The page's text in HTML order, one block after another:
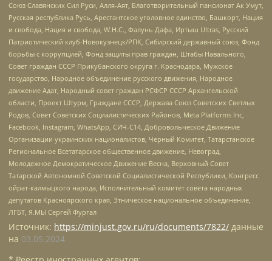
Союз Славянских Сил Руси, Алля-Аят, Благотворительный пансионат Ак Умут,
Русская республика Русь, Арестантское уголовное единство, Башкорт, Нация
и свобода, Нация и свобода, W.H.С., Фалунь Дафа, Иртыш Ultras, Русский
Патриотический клуб-Новокузнецк/РПК, Сибирский державный союз, Фонд
борьбы с коррупцией, Фонд защиты прав граждан, Штабы Навального,
Совет граждан СССР Прикубанского округа г. Краснодара, Мужское
государство, Народное объединение русского движения, Народное
движение Адат, Народный совет граждан РСФСР СССР Архангельской
области, Проект Штурм, Граждане СССР, Держава Союз Советских Светлых
Родов, Совет Советских Социалистических Районов, Meta Platforms Inc,
Facebook, Instagram, WhatsApp, СИЧ-С14, Добровольческое Движение
Организации украинских националистов, Черный Комитет, Татарстанское
Региональное Всетатарское общественное движение, Невоград,
Молодежное Демократическое Движение Весна, Верховный Совет
Татарской Автономной Советской Социалистической Республики, Конгресс
ойрат-калмыцкого народа, Исполнительный комитет совета народных
депутатов Красноярского края, Этническое национальное объединение,
ЛГБТ, Я.МЫ Сергей Фургал
Источник: https://minjust.gov.ru/ru/documents/7822/ данные
на 03.05.2024